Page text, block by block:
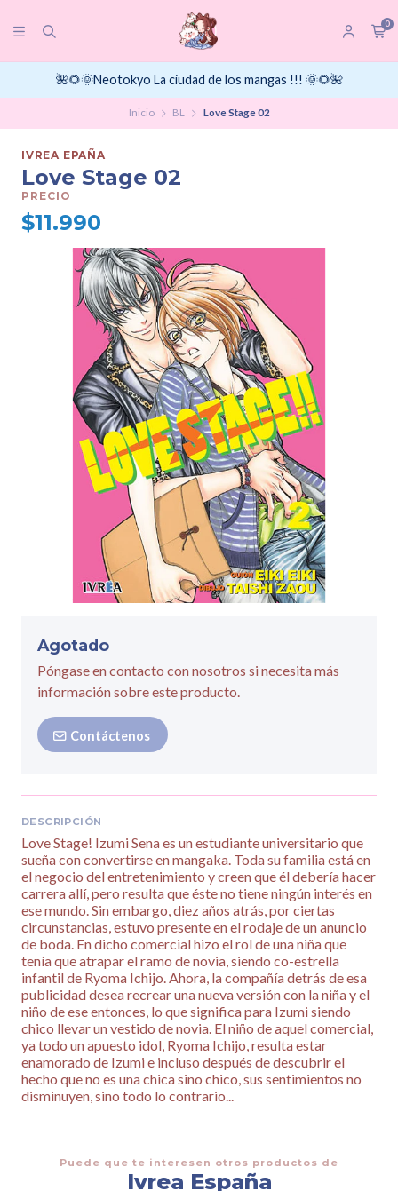
0
🌺🌻🌞Neotokyo La ciudad de los mangas !!! 🌞🌻🌺
Inicio BL Love Stage 02
IVREA EPAÑA
Love Stage 02
PRECIO
$11.990
Agotado
Póngase en contacto con nosotros si necesita más
información sobre este producto.
Contáctenos
DESCRIPCIÓN
Love Stage! Izumi Sena es un estudiante universitario que
sueña con convertirse en mangaka. Toda su familia está en
el negocio del entretenimiento y creen que él debería hacer
carrera allí, pero resulta que éste no tiene ningún interés en
ese mundo. Sin embargo, diez años atrás, por ciertas
circunstancias, estuvo presente en el rodaje de un anuncio
de boda. En dicho comercial hizo el rol de una niña que
tenía que atrapar el ramo de novia, siendo co-estrella
infantil de Ryoma Ichijo. Ahora, la compañía detrás de esa
publicidad desea recrear una nueva versión con la niña y el
niño de ese entonces, lo que significa para Izumi siendo
chico llevar un vestido de novia. El niño de aquel comercial,
ya todo un apuesto idol, Ryoma Ichijo, resulta estar
enamorado de Izumi e incluso después de descubrir el
hecho que no es una chica sino chico, sus sentimientos no
disminuyen, sino todo lo contrario...
Puede que te interesen otros productos de
Ivrea España